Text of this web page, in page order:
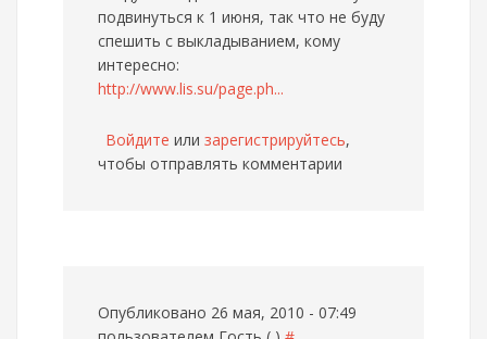
подвинуться к 1 июня, так что не буду
спешить с выкладыванием, кому
интересно:
http://www.lis.su/page.ph...
Войдите или зарегистрируйтесь,
чтобы отправлять комментарии
Опубликовано 26 мая, 2010 - 07:49